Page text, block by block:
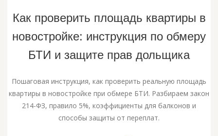
Как проверить площадь квартиры в
новостройке: инструкция по обмеру
БТИ и защите прав дольщика
Пошаговая инструкция, как проверить реальную площадь
квартиры в новостройке при обмере БТИ. Разбираем закон
214-ФЗ, правило 5%, коэффициенты для балконов и
способы защиты от переплат.